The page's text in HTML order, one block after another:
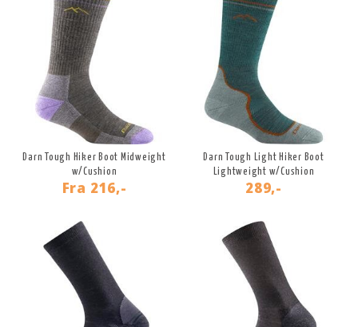
Darn Tough Hiker Boot Midweight
w/Cushion
Fra 216,-
Darn Tough Light Hiker Boot
Lightweight w/Cushion
289,-